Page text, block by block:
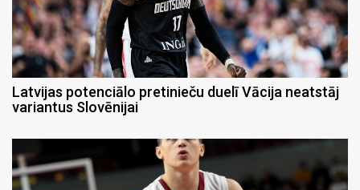
Latvijas potenciālo pretinieču duelī Vācija neatstāj
variantus Slovēnijai